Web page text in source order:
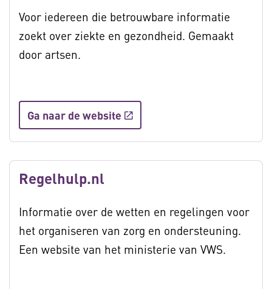
Voor iedereen die betrouwbare informatie
zoekt over ziekte en gezondheid. Gemaakt
door artsen.
Ga naar de website
Regelhulp.nl
Informatie over de wetten en regelingen voor
het organiseren van zorg en ondersteuning.
Een website van het ministerie van VWS.